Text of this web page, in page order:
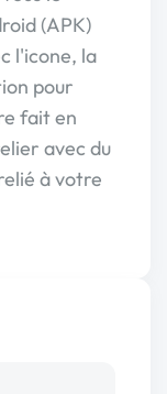
(APK)
l'icone, la
pour
fait en
avec du
à votre